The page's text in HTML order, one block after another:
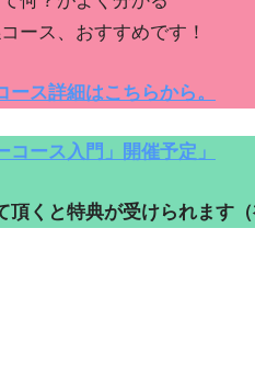
ース、おすすめです！
ース詳細はこちらから。
コース入門」開催予定」
くと特典が受けられます（